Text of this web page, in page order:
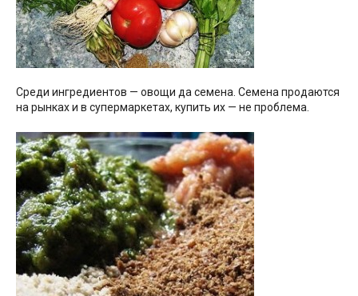
Среди ингредиентов — овощи да семена. Семена продаются
на рынках и в супермаркетах, купить их — не проблема.